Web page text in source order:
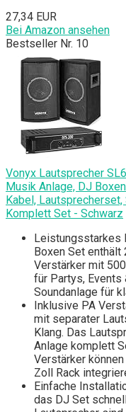
27,34 EUR
Bei Amazon ansehen
Bestseller Nr. 10
Vonyx Lautsprecher
Musik Anlage, DJ
Kabel,
Komplett Set - Schwarz
Leistungsstarkes
Boxen Set
Verstärker mit
für Partys, Events
Soundanlage für
Inklusive PA
mit separater
Klang. Das
Anlage komplett
Verstärker
Zoll Rack
Einfache
das DJ Set